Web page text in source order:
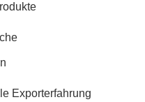
Exporterfahrung